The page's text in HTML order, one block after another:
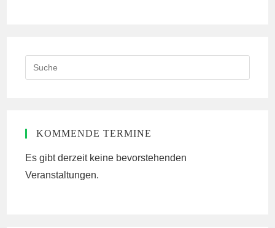
this
KOMMENDE TERMINE
Es gibt derzeit keine bevorstehenden
Veranstaltungen.